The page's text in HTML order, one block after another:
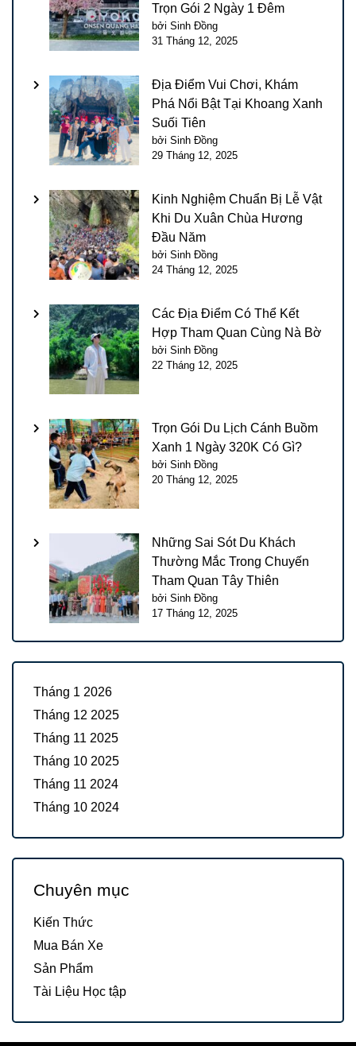
Trọn Gói 2 Ngày 1 Đêm
bởi Sinh Đồng
31 Tháng 12, 2025
Địa Điểm Vui Chơi, Khám
Phá Nổi Bật Tại Khoang Xanh
Suối Tiên
bởi Sinh Đồng
29 Tháng 12, 2025
Kinh Nghiệm Chuẩn Bị Lễ Vật
Khi Du Xuân Chùa Hương
Đầu Năm
bởi Sinh Đồng
24 Tháng 12, 2025
Các Địa Điểm Có Thể Kết
Hợp Tham Quan Cùng Nà Bờ
bởi Sinh Đồng
22 Tháng 12, 2025
Trọn Gói Du Lịch Cánh Buồm
Xanh 1 Ngày 320K Có Gì?
bởi Sinh Đồng
20 Tháng 12, 2025
Những Sai Sót Du Khách
Thường Mắc Trong Chuyến
Tham Quan Tây Thiên
bởi Sinh Đồng
17 Tháng 12, 2025
Tháng 1 2026
Tháng 12 2025
Tháng 11 2025
Tháng 10 2025
Tháng 11 2024
Tháng 10 2024
Chuyên mục
Kiến Thức
Mua Bán Xe
Sản Phẩm
Tài Liệu Học tập